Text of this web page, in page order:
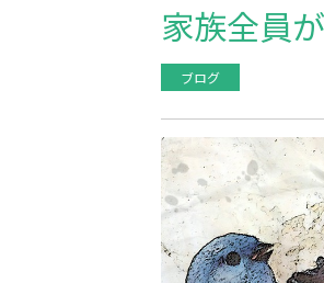
家族全員
ブログ